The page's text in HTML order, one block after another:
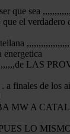
que sea
que el
energetica
LAS
a finales de los
MW A
LO